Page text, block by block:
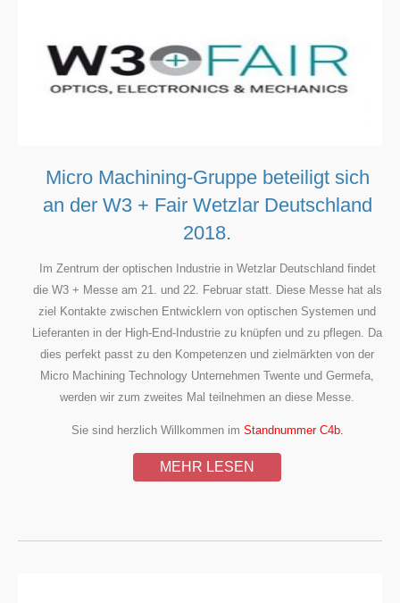
Micro Machining-Gruppe beteiligt sich
an der W3 + Fair Wetzlar Deutschland
2018.
Im Zentrum der optischen Industrie in Wetzlar Deutschland findet
die W3 + Messe am 21. und 22. Februar statt. Diese Messe hat als
ziel Kontakte zwischen Entwicklern von optischen Systemen und
Lieferanten in der High-End-Industrie zu knüpfen und zu pflegen. Da
dies perfekt passt zu den Kompetenzen und zielmärkten von der
Micro Machining Technology Unternehmen Twente und Germefa,
werden wir zum zweites Mal teilnehmen an diese Messe.
Sie sind herzlich Willkommen im Standnummer C4b.
MEHR LESEN